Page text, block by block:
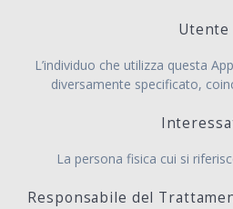
Utente
L’individuo che utilizza questa
diversamente specificato,
La persona fisica cui si
Responsabile del